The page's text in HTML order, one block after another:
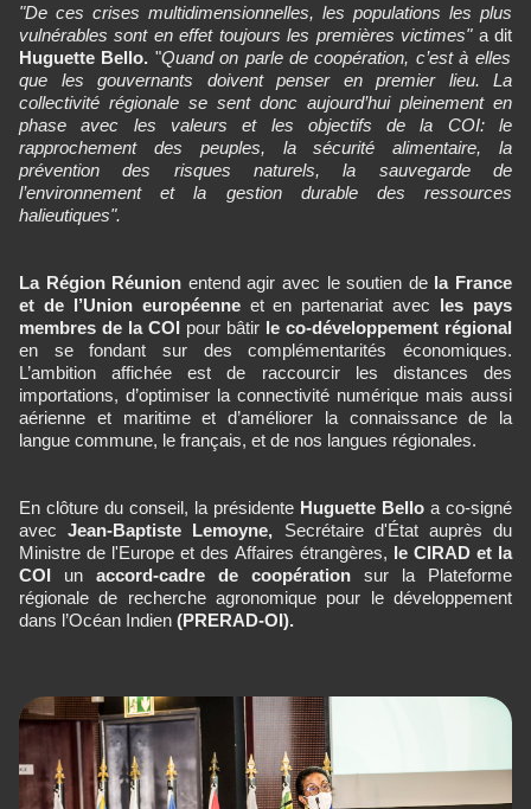
"De ces crises multidimensionnelles, les populations les plus
vulnérables sont en effet toujours les premières victimes"a dit
Huguette Bello. "Quand on parle de coopération, c’est à elles
que les gouvernants doivent penser en premier lieu. La
collectivité régionale se sent donc aujourd’hui pleinement en
phase avec les valeurs et les objectifs de la COI: le
rapprochement des peuples, la sécurité alimentaire, la
prévention des risques naturels, la sauvegarde de
l’environnement et la gestion durable des ressources
halieutiques".
La Région Réunion entend agir avec le soutien de la France
et de l’Union européenneet en partenariat avec les pays
membres de la COI pour bâtir le co-développement régional
en se fondant sur des complémentarités économiques.
L’ambition affichée est de raccourcir les distances des
importations, d’optimiser la connectivité numérique mais aussi
aérienne et maritime et d’améliorer la connaissance de la
langue commune, le français, et de nos langues régionales.
En clôture du conseil, la présidente Huguette Bello a co-signé
avecJean-Baptiste Lemoyne, Secrétaire d'État auprès du
Ministre de l'Europe et des Affaires étrangères, le CIRAD et la
COI un accord-cadre de coopération sur la Plateforme
régionale de recherche agronomique pour le développement
dans l’Océan Indien (PRERAD-OI).